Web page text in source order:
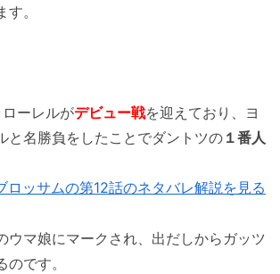
。
ーレルがデビュー戦を迎えており、ヨ
と名勝負をしたことでダントツの １番人
ッサムの第12話のネタバレ解説を見る
ウマ娘にマークされ、出だしからガッツ
です。